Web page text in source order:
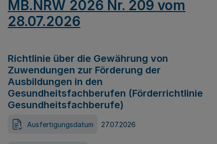
MB.NRW 2026 Nr. 209 vom
28.07.2026
Richtlinie über die Gewährung von
Zuwendungen zur Förderung der
Ausbildungen in den
Gesundheitsfachberufen (Förderrichtlinie
Gesundheitsfachberufe)
Ausfertigungsdatum 27.07.2026